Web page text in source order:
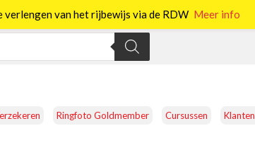
Ringfoto Goldmember Cursussen
van het rijbewijs via de RDW Meer info